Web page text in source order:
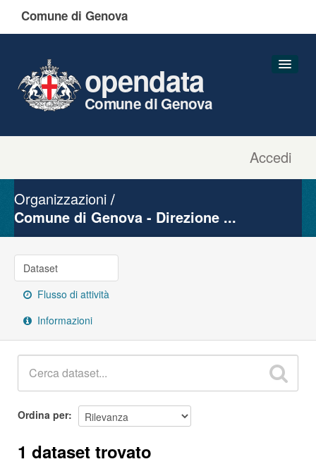
Comune di Genova
Accedi
opendata
Comune di Genova
Gruppi
Organizzazioni
Comune di Genova - Direzione ...
Dataset
Flusso di attività
Informazioni
Ordina per
1 dataset trovato